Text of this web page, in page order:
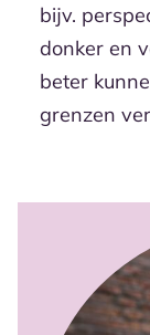
bijv.
donker en
beter
grenzen